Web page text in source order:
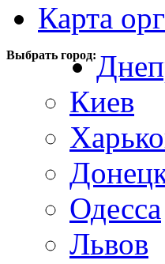
Карта
Выбрать город:
Киев
Одесса
Львов